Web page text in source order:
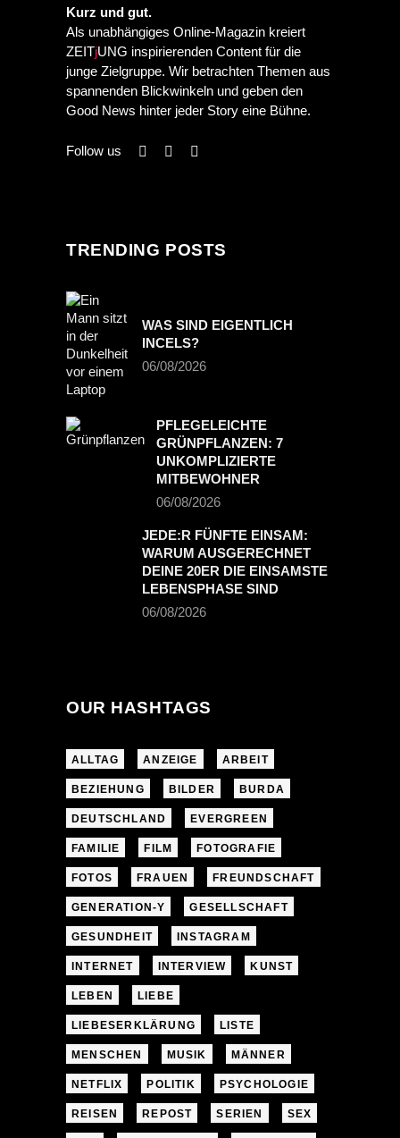
Kurz und gut.
Als unabhängiges Online-Magazin kreiert
ZEITjUNG inspirierenden Content für die
junge Zielgruppe. Wir betrachten Themen aus
spannenden Blickwinkeln und geben den
Good News hinter jeder Story eine Bühne.
Follow us
TRENDING POSTS
WAS SIND EIGENTLICH
INCELS?
06/08/2026
PFLEGELEICHTE
GRÜNPFLANZEN: 7
UNKOMPLIZIERTE
MITBEWOHNER
06/08/2026
JEDE:R FÜNFTE EINSAM:
WARUM AUSGERECHNET
DEINE 20ER DIE EINSAMSTE
LEBENSPHASE SIND
06/08/2026
OUR HASHTAGS
ALLTAG ANZEIGE ARBEIT
BEZIEHUNG BILDER BURDA
DEUTSCHLAND EVERGREEN
FAMILIE FILM FOTOGRAFIE
FOTOS FRAUEN FREUNDSCHAFT
GENERATION-Y GESELLSCHAFT
GESUNDHEIT INSTAGRAM
INTERNET INTERVIEW KUNST
LEBEN LIEBE
LIEBESERKLÄRUNG LISTE
MENSCHEN MUSIK MÄNNER
NETFLIX POLITIK PSYCHOLOGIE
REISEN REPOST SERIEN SEX